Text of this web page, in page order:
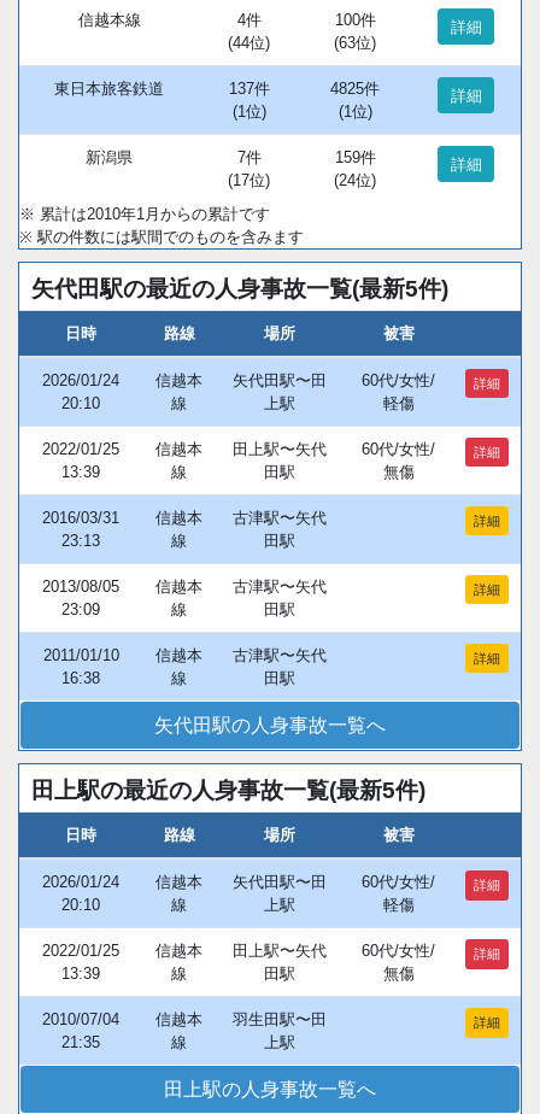
信越本線
4件
(44位)
100件
(63位)
詳細
東日本旅客鉄道
137件
(1位)
4825件
(1位)
詳細
新潟県
7件
(17位)
159件
(24位)
詳細
※ 累計は2010年1月からの累計です
※ 駅の件数には駅間でのものを含みます
矢代田駅の最近の人身事故一覧(最新5件)
日時 路線 場所 被害
2026/01/24
20:10
信越本
線
矢代田駅〜田
上駅
60代/女性/
軽傷
詳細
2022/01/25
13:39
信越本
線
田上駅〜矢代
田駅
60代/女性/
無傷
詳細
2016/03/31
23:13
信越本
線
古津駅〜矢代
田駅
詳細
2013/08/05
23:09
信越本
線
古津駅〜矢代
田駅
詳細
2011/01/10
16:38
信越本
線
古津駅〜矢代
田駅
詳細
矢代田駅の人身事故一覧へ
田上駅の最近の人身事故一覧(最新5件)
日時 路線 場所 被害
2026/01/24
20:10
信越本
線
矢代田駅〜田
上駅
60代/女性/
軽傷
詳細
2022/01/25
13:39
信越本
線
田上駅〜矢代
田駅
60代/女性/
無傷
詳細
2010/07/04
21:35
信越本
線
羽生田駅〜田
上駅
詳細
田上駅の人身事故一覧へ